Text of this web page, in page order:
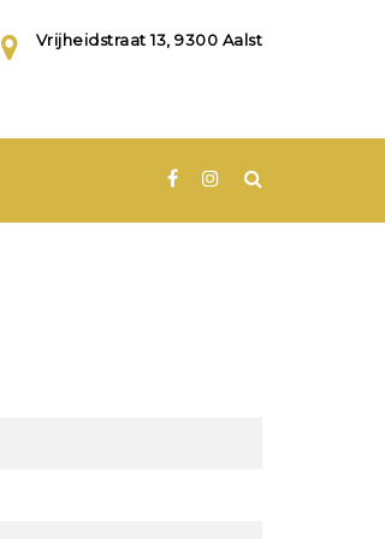
Vrijheidstraat 13, 9300 Aalst